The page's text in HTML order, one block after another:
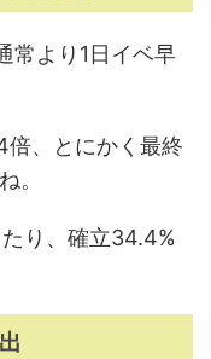
常より1日イベ早
倍、とにかく最終
。
り、確立34.4%